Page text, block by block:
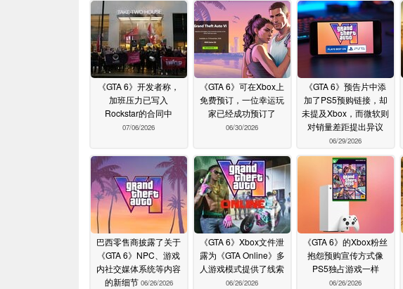
《GTA 6》开发者称，
加班压力已写入
Rockstar的合同中
07/06/2026
《GTA 6》可在Xbox上
免费预订，一位幸运玩
家已经成功预订了
06/30/2026
《GTA 6》预告片中添
加了PS5预购链接，却
未提及Xbox，而微软则
对销量差距提出异议
06/29/2026
巴西零售商披露了关于
《GTA 6》NPC、游戏
内社交媒体系统等内容
的新细节 06/26/2026
《GTA 6》Xbox文件泄
露为《GTA Online》多
人游戏模式提供了线索
06/26/2026
《GTA 6》的Xbox粉丝
抱怨预购宣传方式像
PS5独占游戏一样
06/26/2026